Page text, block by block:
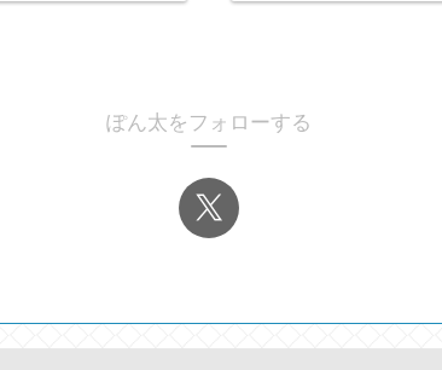
ぽん太をフォローする